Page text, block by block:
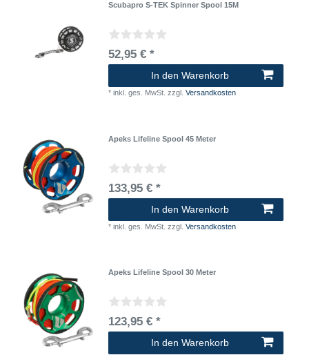
Scubapro S-TEK Spinner Spool 15M
52,95 € *
In den Warenkorb
*inkl. ges. MwSt. zzgl.Versandkosten
Apeks Lifeline Spool 45 Meter
133,95 € *
In den Warenkorb
*inkl. ges. MwSt. zzgl.Versandkosten
Apeks Lifeline Spool 30 Meter
123,95 € *
In den Warenkorb